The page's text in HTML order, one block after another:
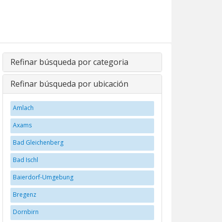
Refinar búsqueda por categoria
Refinar búsqueda por ubicación
Amlach
Axams
Bad Gleichenberg
Bad Ischl
Baierdorf-Umgebung
Bregenz
Dornbirn